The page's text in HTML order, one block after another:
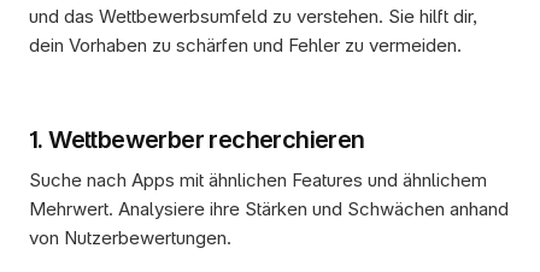
und das Wettbewerbsumfeld zu verstehen. Sie hilft dir,
dein Vorhaben zu schärfen und Fehler zu vermeiden.
1. Wettbewerber recherchieren
Suche nach Apps mit ähnlichen Features und ähnlichem
Mehrwert. Analysiere ihre Stärken und Schwächen anhand
von Nutzerbewertungen.